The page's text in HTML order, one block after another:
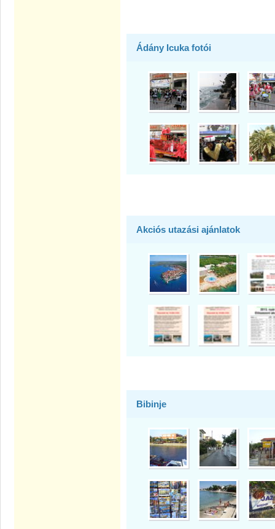
Ádány Icuka fotói
Akciós utazási ajánlatok
Bibinje